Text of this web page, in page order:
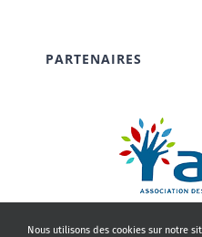
PARTENAIRES
Nous utilisons des cookies sur notre